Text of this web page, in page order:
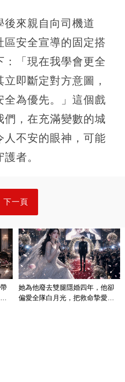
後來親自向司機道
區安全宣導的固定搭
：「現在我學會更全
即斷定對方意圖，
全為優先。」這個戲
們，在充滿變數的城
人不安的眼神，可能
者。
下一頁
她為他廢去雙腿隱婚四年，他卻
偏愛全隊白月光，把救命摯愛當